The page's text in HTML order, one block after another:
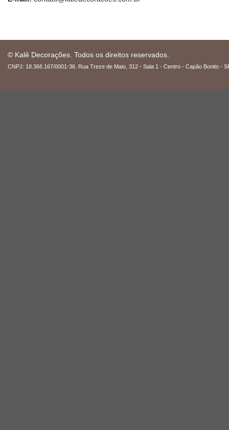
© Kalê Decorações. Todos os direitos reservados.
CNPJ: 18.366.167/0001-36. Rua Treze de Maio, 312 - Sala 1 - Centro - Capão Bonito -